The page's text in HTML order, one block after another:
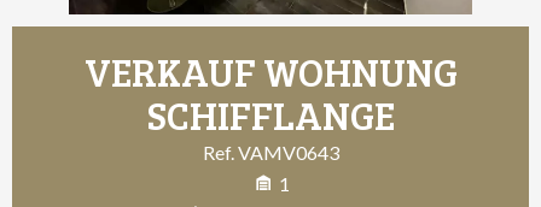
VERKAUF WOHNUNG
SCHIFFLANGE
Ref. VAMV0643
1